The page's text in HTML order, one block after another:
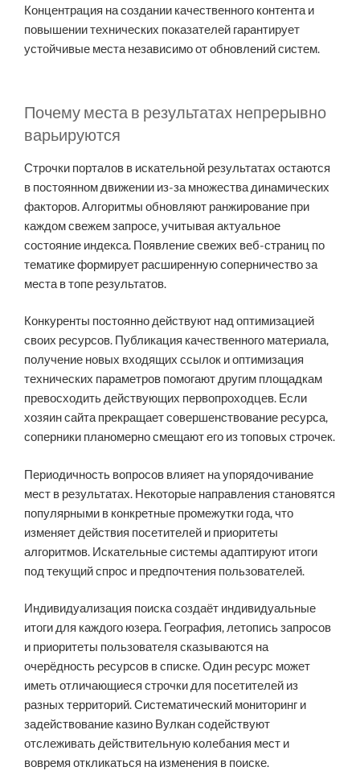
Концентрация на создании качественного контента и
повышении технических показателей гарантирует
устойчивые места независимо от обновлений систем.
Почему места в результатах непрерывно
варьируются
Строчки порталов в искательной результатах остаются
в постоянном движении из-за множества динамических
факторов. Алгоритмы обновляют ранжирование при
каждом свежем запросе, учитывая актуальное
состояние индекса. Появление свежих веб-страниц по
тематике формирует расширенную соперничество за
места в топе результатов.
Конкуренты постоянно действуют над оптимизацией
своих ресурсов. Публикация качественного материала,
получение новых входящих ссылок и оптимизация
технических параметров помогают другим площадкам
превосходить действующих первопроходцев. Если
хозяин сайта прекращает совершенствование ресурса,
соперники планомерно смещают его из топовых строчек.
Периодичность вопросов влияет на упорядочивание
мест в результатах. Некоторые направления становятся
популярными в конкретные промежутки года, что
изменяет действия посетителей и приоритеты
алгоритмов. Искательные системы адаптируют итоги
под текущий спрос и предпочтения пользователей.
Индивидуализация поиска создаёт индивидуальные
итоги для каждого юзера. География, летопись запросов
и приоритеты пользователя сказываются на
очерёдность ресурсов в списке. Один ресурс может
иметь отличающиеся строчки для посетителей из
разных территорий. Систематический мониторинг и
задействование казино Вулкан содействуют
отслеживать действительную колебания мест и
вовремя откликаться на изменения в поиске.